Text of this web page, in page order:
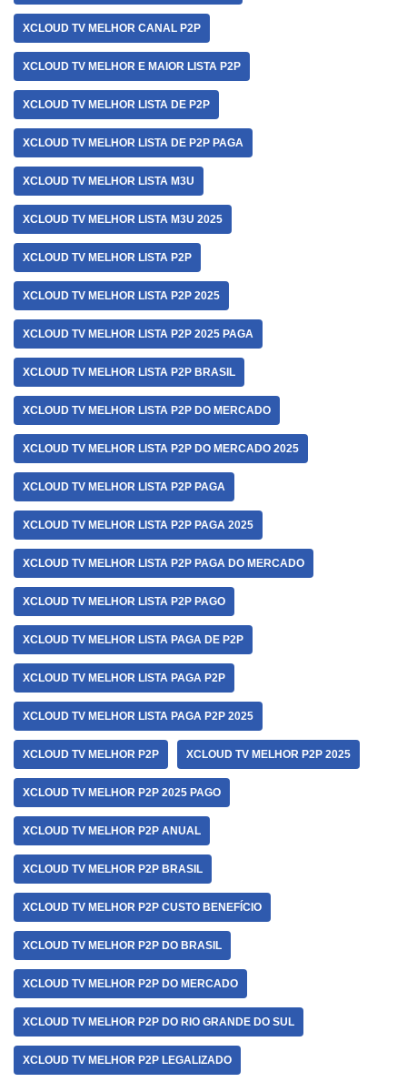
XCLOUD TV MELHOR CANAL P2P
XCLOUD TV MELHOR E MAIOR LISTA P2P
XCLOUD TV MELHOR LISTA DE P2P
XCLOUD TV MELHOR LISTA DE P2P PAGA
XCLOUD TV MELHOR LISTA M3U
XCLOUD TV MELHOR LISTA M3U 2025
XCLOUD TV MELHOR LISTA P2P
XCLOUD TV MELHOR LISTA P2P 2025
XCLOUD TV MELHOR LISTA P2P 2025 PAGA
XCLOUD TV MELHOR LISTA P2P BRASIL
XCLOUD TV MELHOR LISTA P2P DO MERCADO
XCLOUD TV MELHOR LISTA P2P DO MERCADO 2025
XCLOUD TV MELHOR LISTA P2P PAGA
XCLOUD TV MELHOR LISTA P2P PAGA 2025
XCLOUD TV MELHOR LISTA P2P PAGA DO MERCADO
XCLOUD TV MELHOR LISTA P2P PAGO
XCLOUD TV MELHOR LISTA PAGA DE P2P
XCLOUD TV MELHOR LISTA PAGA P2P
XCLOUD TV MELHOR LISTA PAGA P2P 2025
XCLOUD TV MELHOR P2P XCLOUD TV MELHOR P2P 2025
XCLOUD TV MELHOR P2P 2025 PAGO
XCLOUD TV MELHOR P2P ANUAL
XCLOUD TV MELHOR P2P BRASIL
XCLOUD TV MELHOR P2P CUSTO BENEFÍCIO
XCLOUD TV MELHOR P2P DO BRASIL
XCLOUD TV MELHOR P2P DO MERCADO
XCLOUD TV MELHOR P2P DO RIO GRANDE DO SUL
XCLOUD TV MELHOR P2P LEGALIZADO